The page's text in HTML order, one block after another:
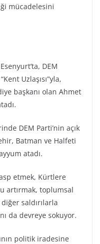
mücadelesini
DEM
Uzlaşısı”yla,
başkanı olan Ahmet
DEM Parti’nin açık
Batman ve Halfeti
atadı.
etmek, Kürtlere
artırmak, toplumsal
saldırılarla
da devreye sokuyor.
politik iradesine